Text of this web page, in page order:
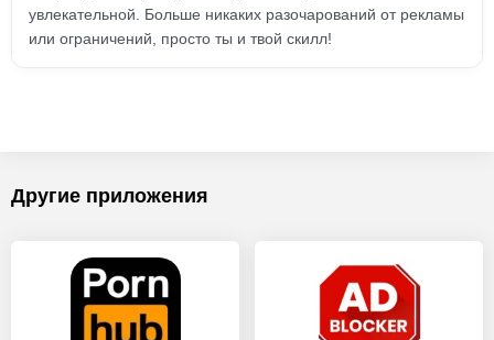
увлекательной. Больше никаких разочарований от рекламы
или ограничений, просто ты и твой скилл!
Другие приложения